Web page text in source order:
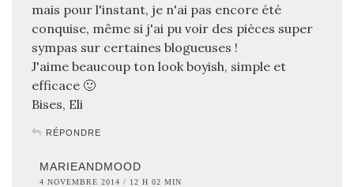
mais pour l'instant, je n'ai pas encore été
conquise, même si j'ai pu voir des pièces super
sympas sur certaines blogueuses !
J'aime beaucoup ton look boyish, simple et
efficace 🙂
Bises, Eli
RÉPONDRE
MARIEANDMOOD
4 NOVEMBRE 2014 / 12 H 02 MIN